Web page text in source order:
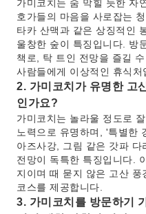
가미코치는 숨 막힐 듯한 자
호가들의 마음을 사로잡는
타카 산맥과 같은 상징적인
울창한 숲이 특징입니다. 방
책로, 탁 트인 전망을 즐길
사람들에게 이상적인 휴식처
2. 가미코치가 유명한 고
인가요?
가미코치는 놀라울 정도로
노력으로 유명하며, '특별한
아즈사강, 그림 같은 갓파
전망이 독특한 특징입니다.
지이며 때 묻지 않은 고산 풍
코스를 제공합니다.
3. 가미코치를 방문하기